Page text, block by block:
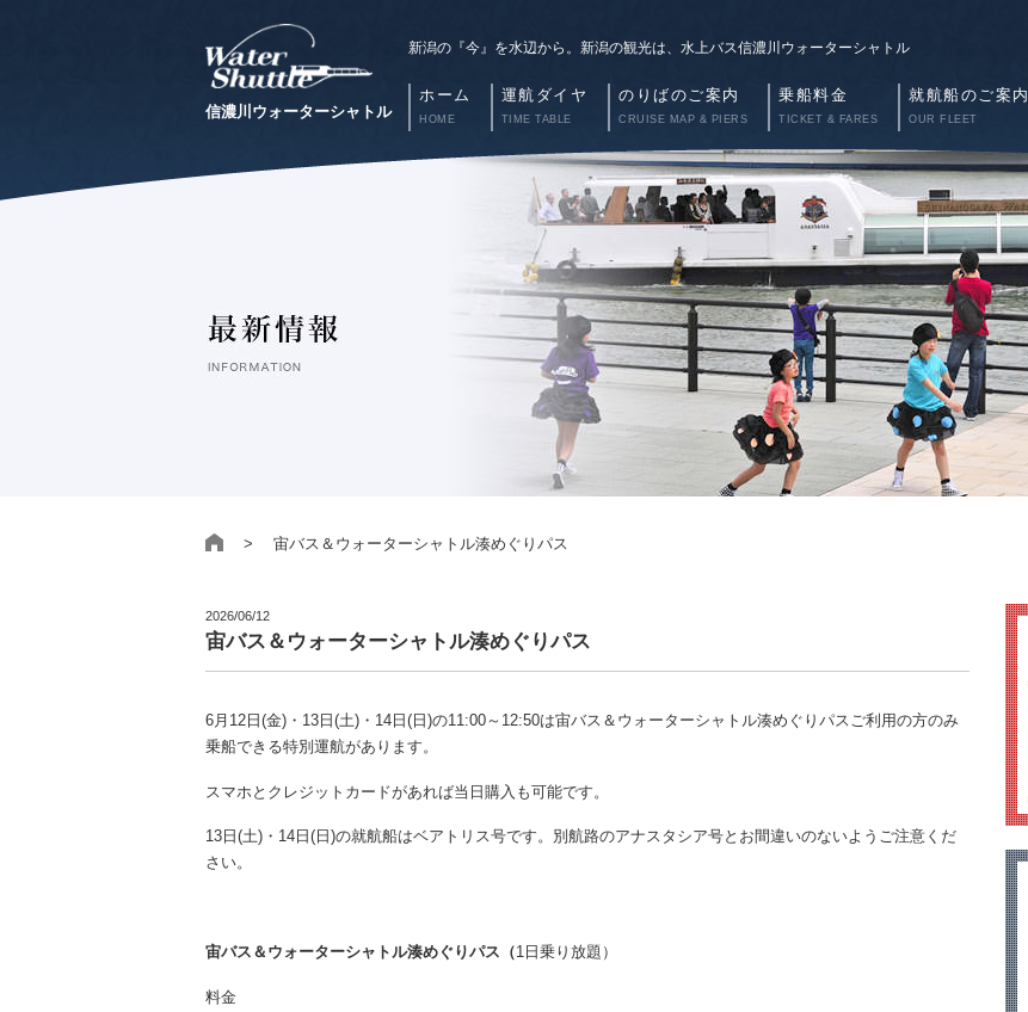
信濃川ウォーターシャトル
新潟の『今』を水辺から。新潟の観光は、水上バス信濃川ウォーターシャトル
ホーム
HOME
運航ダイヤ
TIME TABLE
のりばのご案内
CRUISE MAP & PIERS
乗船料金
TICKET & FARES
就航船のご案内
OUR FLEET
> 宙バス＆ウォーターシャトル湊めぐりパス
2026/06/12
宙バス＆ウォーターシャトル湊めぐりパス
6月12日(金)・13日(土)・14日(日)の11:00～12:50は宙バス＆ウォーターシャトル湊めぐりパスご利用の方のみ
乗船できる特別運航があります。
スマホとクレジットカードがあれば当日購入も可能です。
13日(土)・14日(日)の就航船はベアトリス号です。別航路のアナスタシア号とお間違いのないようご注意くだ
さい。
宙バス＆ウォーターシャトル湊めぐりパス（1日乗り放題）
料金